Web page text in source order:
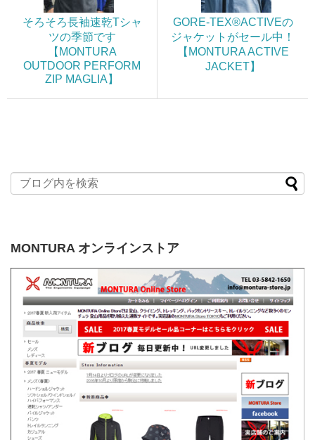
そろそろ長袖速乾Tシャ
ツの季節です
【MONTURA
OUTDOOR PERFORM
ZIP MAGLIA】
GORE-TEX®ACTIVEの
ジャケットがセール中！
【MONTURA ACTIVE
JACKET】
MONTURA オンラインストア